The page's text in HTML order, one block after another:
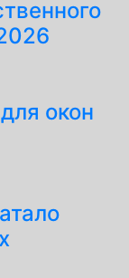
окон